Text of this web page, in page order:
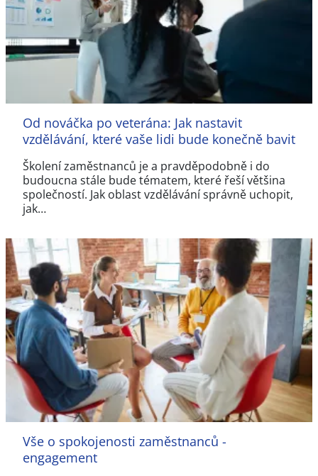
Od nováčka po veterána: Jak nastavit
vzdělávání, které vaše lidi bude konečně bavit
Školení zaměstnanců je a pravděpodobně i do
budoucna stále bude tématem, které řeší většina
společností. Jak oblast vzdělávání správně uchopit,
jak…
Vše o spokojenosti zaměstnanců -
engagement